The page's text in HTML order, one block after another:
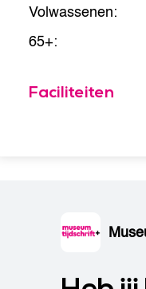
Volwassenen:
65+:
Faciliteiten